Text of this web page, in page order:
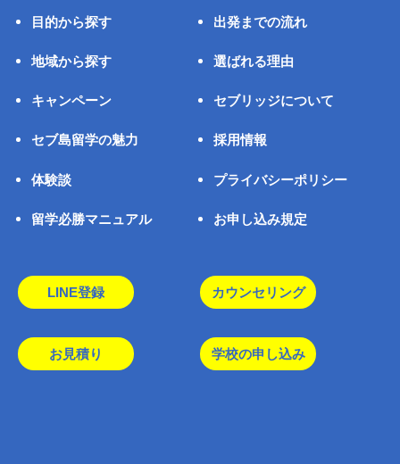
目的から探す
地域から探す
キャンペーン
セブ島留学の魅力
体験談
留学必勝マニュアル
出発までの流れ
選ばれる理由
セブリッジについて
採用情報
プライバシーポリシー
お申し込み規定
LINE登録 カウンセリング
お見積り 学校の申し込み